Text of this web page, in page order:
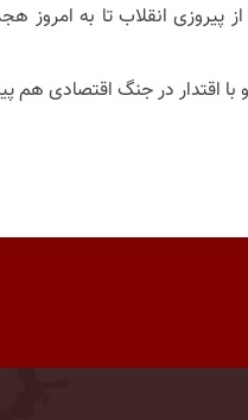
انقلاب تا به امروز
با اقتدار در جنگ اقتصادی هم